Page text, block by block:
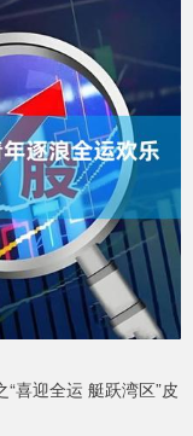
喜迎全运 艇跃湾区”皮